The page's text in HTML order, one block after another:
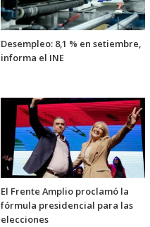
Desempleo: 8,1 % en setiembre,
informa el INE
El Frente Amplio proclamó la
fórmula presidencial para las
elecciones